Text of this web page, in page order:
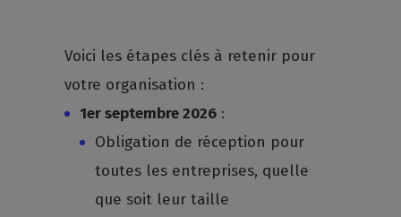
Voici les étapes clés à retenir pour
votre organisation :
1er septembre 2026 :
Obligation de réception pour
toutes les entreprises, quelle
que soit leur taille